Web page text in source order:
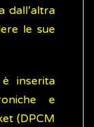
dall’altra
le sue
inserita
e
(DPCM